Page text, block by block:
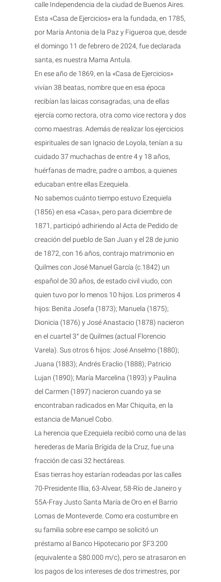
calle Independencia de la ciudad de Buenos Aires.
Esta «Casa de Ejercicios» era la fundada, en 1785,
por María Antonia de la Paz y Figueroa que, desde
el domingo 11 de febrero de 2024, fue declarada
santa, es nuestra Mama Antula.
En ese año de 1869, en la «Casa de Ejercicios»
vivían 38 beatas, nombre que en esa época
recibían las laicas consagradas, una de ellas
ejercía como rectora, otra como vice rectora y dos
como maestras. Además de realizar los ejercicios
espirituales de san Ignacio de Loyola, tenían a su
cuidado 37 muchachas de entre 4 y 18 años,
huérfanas de madre, padre o ambos, a quienes
educaban entre ellas Ezequiela.
No sabemos cuánto tiempo estuvo Ezequiela
(1856) en esa «Casa», pero para diciembre de
1871, participó adhiriendo al Acta de Pedido de
creación del pueblo de San Juan y el 28 de junio
de 1872, con 16 años, contrajo matrimonio en
Quilmes con José Manuel García (c.1842) un
español de 30 años, de estado civil viudo, con
quien tuvo por lo menos 10 hijos. Los primeros 4
hijos: Benita Josefa (1873); Manuela (1875);
Dionicia (1876) y José Anastacio (1878) nacieron
en el cuartel 3° de Quilmes (actual Florencio
Varela). Sus otros 6 hijos: José Anselmo (1880);
Juana (1883); Andrés Eraclio (1888); Patricio
Lujan (1890); María Marcelina (1893) y Paulina
del Carmen (1897) nacieron cuando ya se
encontraban radicados en Mar Chiquita, en la
estancia de Manuel Cobo.
La herencia que Ezequiela recibió como una de las
herederas de María Brígida de la Cruz, fue una
fracción de casi 32 hectáreas.
Esas tierras hoy estarían rodeadas por las calles
70-Presidente Illia, 63-Alvear, 58-Río de Janeiro y
55A-Fray Justo Santa María de Oro en el Barrio
Lomas de Monteverde. Como era costumbre en
su familia sobre ese campo se solicitó un
préstamo al Banco Hipotecario por $F3.200
(equivalente a $80.000 m/c), pero se atrasaron en
los pagos de los intereses de dos trimestres, por